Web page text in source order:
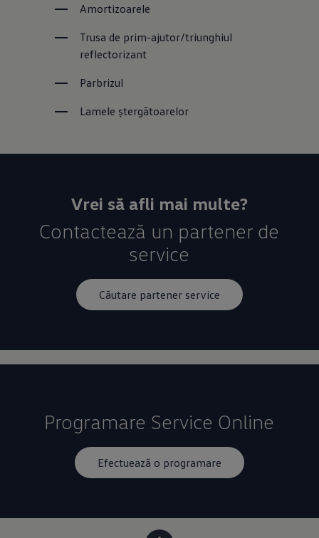
Amortizoarele
Trusa de prim-ajutor/triunghiul
reflectorizant
Parbrizul
Lamele ștergătoarelor
Vrei să afli mai multe?
Contactează un partener de
service
Căutare partener service
Programare Service Online
Efectuează o programare